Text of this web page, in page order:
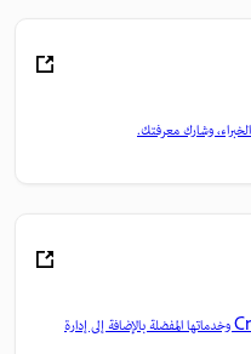
وشارك معرفتك.
تمكّن من الوصول إلى تطبيقات Creative Cloud وخدماتها المفضلة بالإضافة إلى إدارة